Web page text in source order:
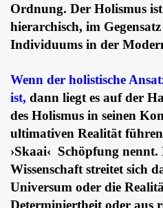
Ordnung. Der Holismus
hierarchisch, im
Individuums in der
Wenn der holistische
ist, dann liegt es auf der
des Holismus in seinen
ultimativen Realität
›Skaai‹ Schöpfung nennt.
Wissenschaft streitet sich
Universum oder die
Determiniertheit oder aus